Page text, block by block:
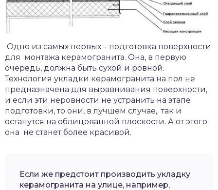
Одно из самых первых – подготовка поверхности
для монтажа керамогранита. Она, в первую
очередь, должна быть сухой и ровной.
Технология укладки керамогранита на пол не
предназначена для выравнивания поверхности,
и если эти неровности не устранить на этапе
подготовки, то они, в лучшем случае, так и
останутся на облицованной плоскости. А от этого
она не станет более красивой.
Если же предстоит производить укладку
керамогранита на улице, например,